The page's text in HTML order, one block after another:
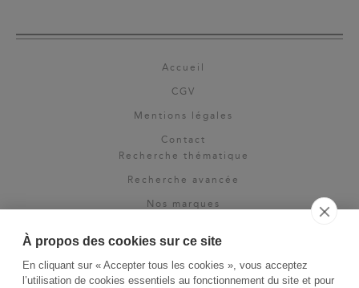
À propos des cookies sur ce site
En cliquant sur « Accepter tous les cookies », vous acceptez
l’utilisation de cookies essentiels au fonctionnement du site et pour
Accueil
CGV
Mentions légales
Contact
Recherche thématique
Recherche avancée
Nos marques
Espace pro
Newsletter